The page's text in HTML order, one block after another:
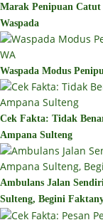
Marak Penipuan Catut
Waspada
Waspada Modus
Cek Fakta: Tidak
Ampana Sulteng
Ambulans Jalan
Sulteng, Begini